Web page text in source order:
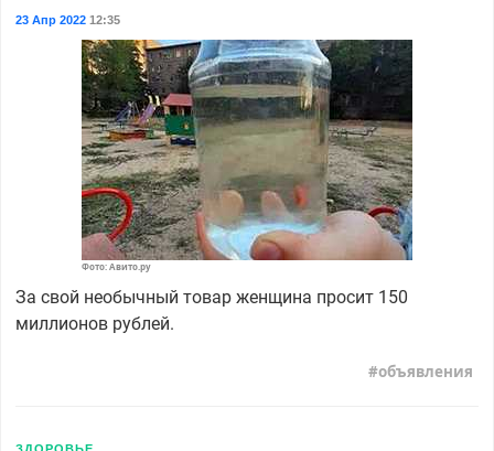
23 Апр 202212:35
Фото: Авито.ру
За свой необычный товар женщина просит 150
миллионов рублей.
объявления
ЗДОРОВЬЕ